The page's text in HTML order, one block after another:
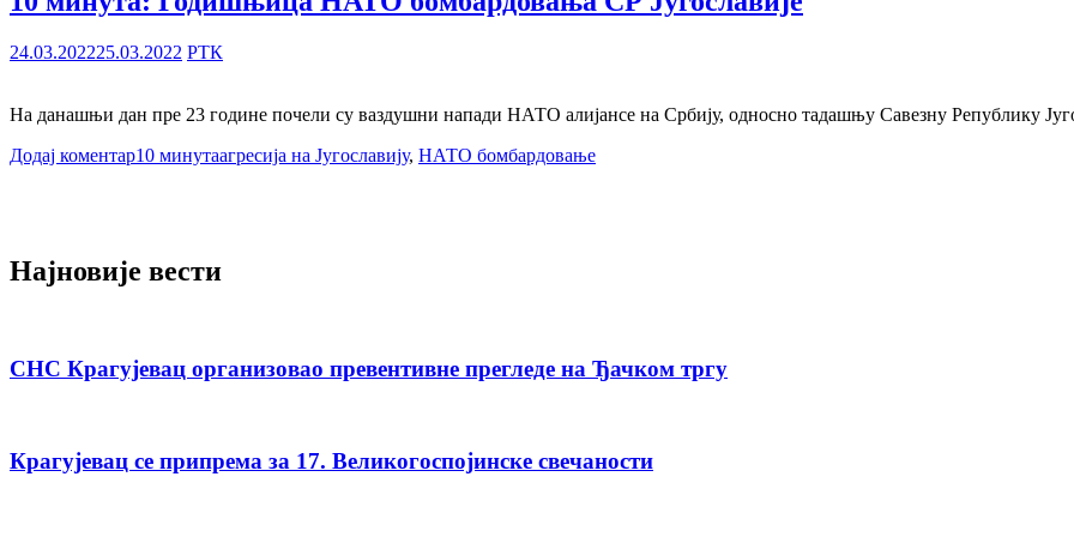
24.03.202225.03.2022 РТК
На данашњи дан пре 23 године почели су ваздушни напади НАТО алијансе на Србију, односно тадашњу Савезну Републику
Додај коментар10 минутаагресија на Југославију, НАТО бомбардовање
Најновије вести
СНС Крагујевац организовао превентивне прегледе на Ђачком тргу
Крагујевац се припрема за 17. Великогоспојинске свечаности